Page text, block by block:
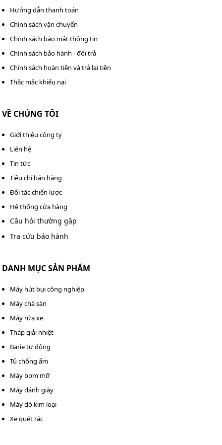
mua số lượng lớn vui lòng liên hệ theo hotline:
758-0982 090 819
>>> Xem thêm:Quạt sấy thảm Kumisai BF 535
Hướng dẫn thanh toán
Chính sách vận chuyển
Chính sách bảo mật thông tin
Chính sách bảo hành - đổi trả
Chính sách hoàn tiền và trả lại tiền
Thắc mắc khiếu nại
VỀ CHÚNG TÔI
Giới thiệu công ty
Liên hệ
Tin tức
Tiêu chí bán hàng
Đối tác chiến lược
Hệ thống cửa hàng
Câu hỏi thường gặp
Tra cứu bảo hành
DANH MỤC SẢN PHẨM
Máy hút bụi công nghiệp
Máy chà sàn
Máy rửa xe
Tháp giải nhiệt
Barie tự động
Tủ chống ẩm
Máy bơm mỡ
Máy đánh giày
Máy dò kim loại
Xe quét rác